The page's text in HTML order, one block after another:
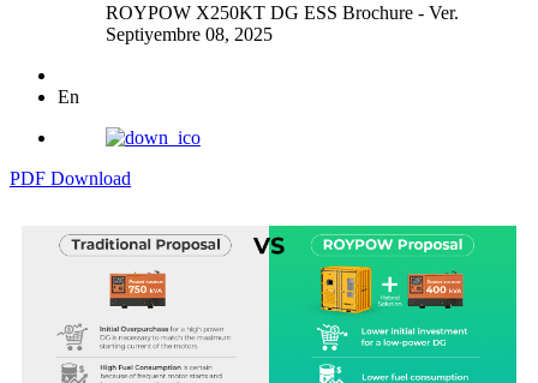
ROYPOW X250KT DG ESS Brochure - Ver.
Septiyembre 08, 2025
En
PDF Download